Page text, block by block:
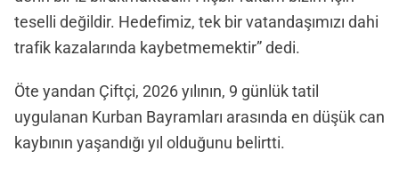
teselli değildir. Hedefimiz, tek bir vatandaşımızı dahi
trafik kazalarında kaybetmemektir” dedi.
Öte yandan Çiftçi, 2026 yılının, 9 günlük tatil
uygulanan Kurban Bayramları arasında en düşük can
kaybının yaşandığı yıl olduğunu belirtti.